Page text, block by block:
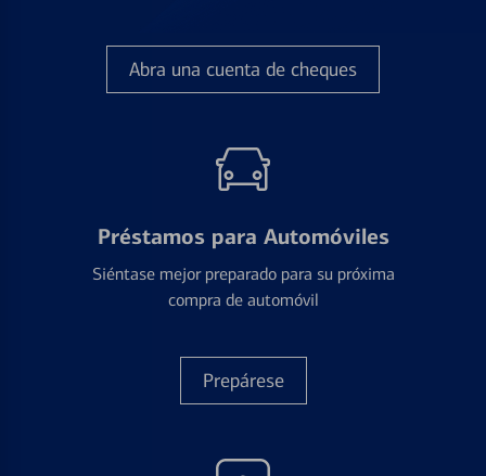
Abra una cuenta de cheques
Préstamos para Automóviles
Siéntase mejor preparado para su próxima
compra de automóvil
Prepárese